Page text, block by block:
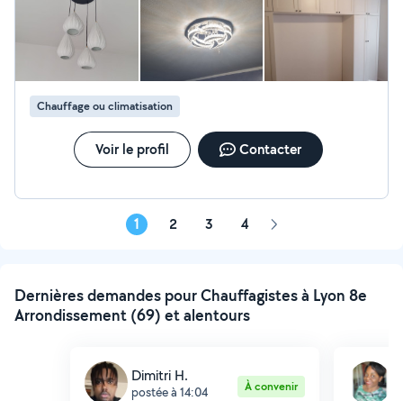
Chauffage ou climatisation
Voir le profil Contacter
1 2 3 4 Page
Dernières demandes pour Chauffagistes à Lyon 8e
Arrondissement (69) et alentours
Dimitri H.
postée à 14:04 À convenir